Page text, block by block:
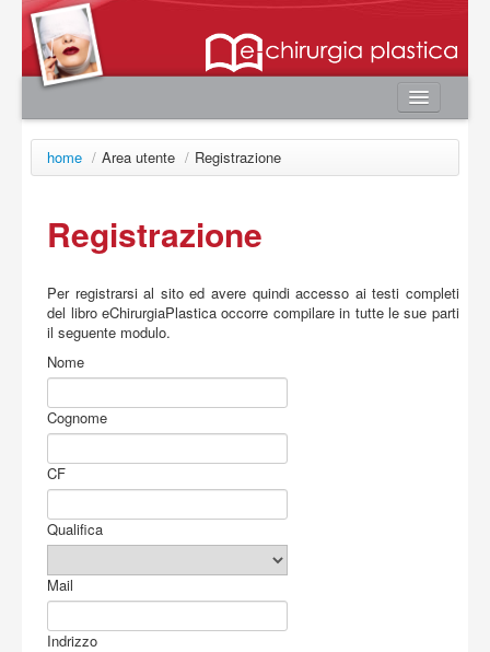
Home
Autori
Board Editoriale
Contatti
Registrazione
Acquista
home / Area utente / Registrazione
Registrazione
Per registrarsi al sito ed avere quindi accesso ai testi completi
del libro eChirurgiaPlastica occorre compilare in tutte le sue parti
il seguente modulo.
Nome
Cognome
CF
Qualifica
Mail
Indrizzo